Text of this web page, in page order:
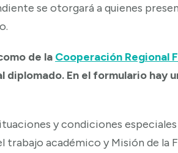
se otorgará a quienes
de la Cooperación Regional
En el formulario hay
y condiciones
académico y Misión de la